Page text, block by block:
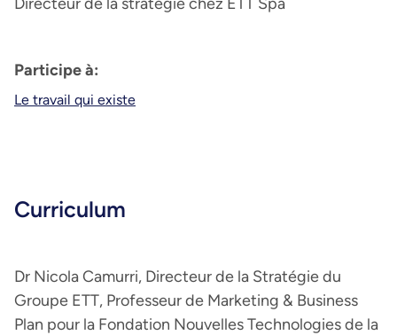
Participe à:
Le travail qui existe
Curriculum
Dr Nicola Camurri, Directeur de la Stratégie du
Groupe ETT, Professeur de Marketing & Business
Plan pour la Fondation Nouvelles Technologies de la